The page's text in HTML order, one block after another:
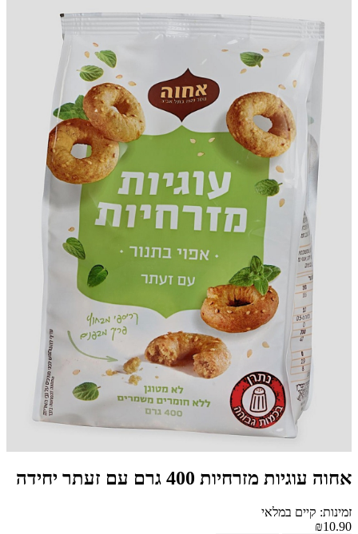
אחוה עוגיות מזרחיות 400 גרם עם זעתר יחידה
זמינות: קיים במלאי
₪10.90